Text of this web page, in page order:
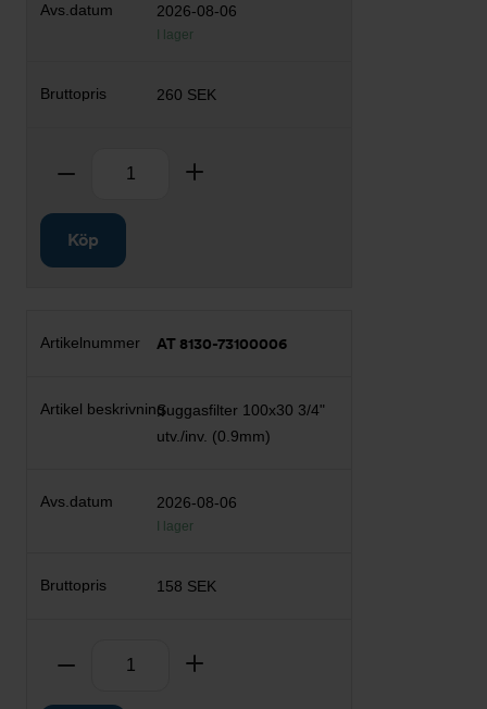
2026-08-06
I lager
260 SEK
Ta bort
Köp
AT 8130-73100006
Suggasfilter 100x30 3/4"
utv./inv. (0.9mm)
2026-08-06
I lager
158 SEK
Ta bort